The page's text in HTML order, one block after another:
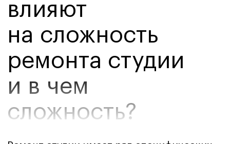
прокладки инженерных коммуникаций
в едином пространстве.
Сложность заключается в том, чтобы
создать единое гармоничное
на функциональные зоны, без
использования капитальных перегородок.
к планировке, дизайну и выбору
материалов.